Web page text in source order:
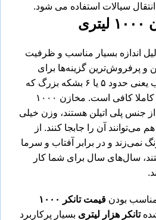
سیالات استفاده می شود.
۱۰۰۰ لیتری
به دلیل اندازه بسیار مناسب و ظرفیت
و پرفروش‌ترین گزینه‌ها برای
مردم است. این مقدار آب یعنی حدود ۵ یا ۶ بشکه بزرگ که
برای نیازهای یک خانواده کاملا کافی است. مخازن ۱۰۰۰
از جنس پلی ‌اتیلن هستند، وزن خیلی
می‌توانند آن را جابجا کنند. از
نمی‌زند و در برابر آفتاب و سرما
سال‌های سال برای شما کار
مناسب بودن قیمت تانکر
۱۰۰۰
تانکر هزار لیتری بسیار پرکاربرد